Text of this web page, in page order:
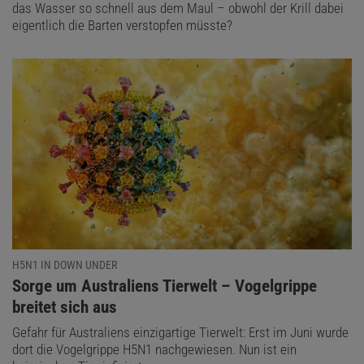
das Wasser so schnell aus dem Maul – obwohl der Krill dabei
eigentlich die Barten verstopfen müsste?
H5N1 IN DOWN UNDER
:
Sorge um Australiens Tierwelt – Vogelgrippe
breitet sich aus
Gefahr für Australiens einzigartige Tierwelt: Erst im Juni wurde
dort die Vogelgrippe H5N1 nachgewiesen. Nun ist ein